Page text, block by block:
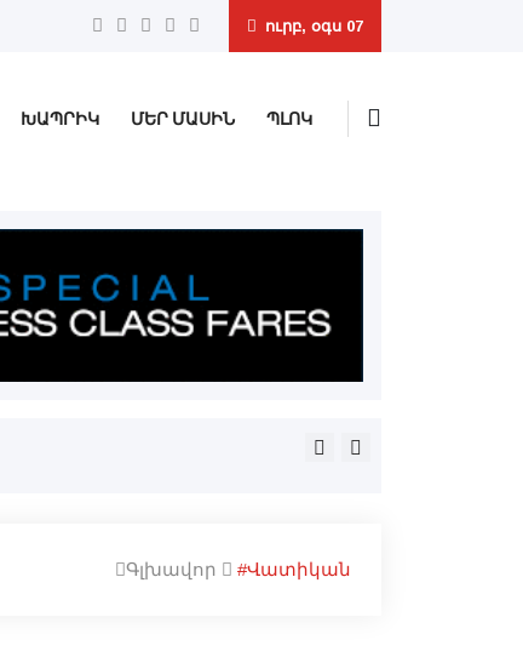
ուրբ, օգս 07
ԽԱՊՐԻԿ ՄԵՐ ՄԱՍԻՆ
ՊԼՈԿ
Երեւանի մէջ կը
Գլխավոր #Վատիկան